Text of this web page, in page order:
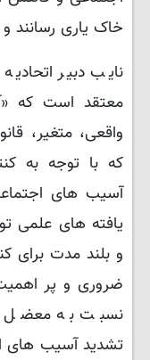
خاک یاری رسانند و
نایب دبیر
معتقد است که
واقعی، متغیر،
که با توجه به
آسیب ‌های
یافته‌ های علمی
و بلند مدت برای
ضروری و پر
نسبت به معضل
تشدید آسیب های